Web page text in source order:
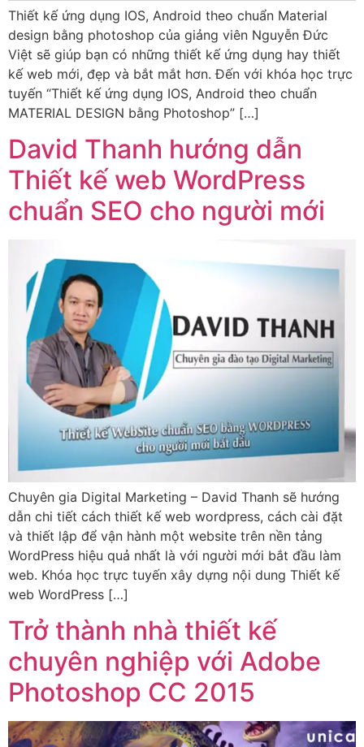
Thiết kế ứng dụng IOS, Android theo chuẩn Material
design bằng photoshop của giảng viên Nguyễn Đức
Việt sẽ giúp bạn có những thiết kế ứng dụng hay thiết
kế web mới, đẹp và bắt mắt hơn. Đến với khóa học trực
tuyến “Thiết kế ứng dụng IOS, Android theo chuẩn
MATERIAL DESIGN bằng Photoshop” […]
David Thanh hướng dẫn
Thiết kế web WordPress
chuẩn SEO cho người mới
Chuyên gia Digital Marketing – David Thanh sẽ hướng
dẫn chi tiết cách thiết kế web wordpress, cách cài đặt
và thiết lập để vận hành một website trên nền tảng
WordPress hiệu quả nhất là với người mới bắt đầu làm
web. Khóa học trực tuyến xây dựng nội dung Thiết kế
web WordPress […]
Trở thành nhà thiết kế
chuyên nghiệp với Adobe
Photoshop CC 2015